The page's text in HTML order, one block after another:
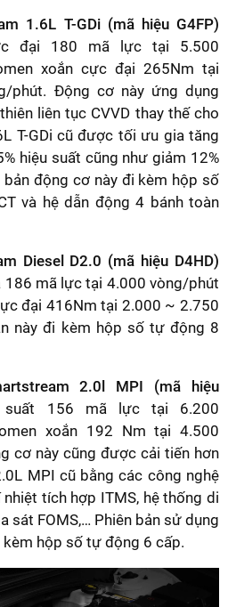
1.6L T-GDi (mã hiệu G4FP)
đại 180 mã lực tại 5.500
xoắn cực đại 265Nm tại
phút. Động cơ này ứng dụng
liên tục CVVD thay thế cho
T-GDi cũ được tối ưu gia tăng
hiệu suất cũng như giảm 12%
bản động cơ này đi kèm hộp số
và hệ dẫn động 4 bánh toàn
Diesel D2.0 (mã hiệu D4HD)
mã lực tại 4.000 vòng/phút
đại 416Nm tại 2.000 ~ 2.750
này đi kèm hộp số tự động 8
2.0l MPI (mã hiệu
156 mã lực tại 6.200
xoắn 192 Nm tại 4.500
cơ này cũng được cải tiến hơn
MPI cũ bằng các công nghệ
tích hợp ITMS, hệ thống di
sát FOMS,… Phiên bản sử dụng
hộp số tự động 6 cấp.